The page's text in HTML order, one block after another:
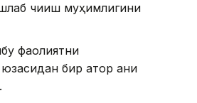
чиқиш муҳимлигини
фаолиятни
бир қатор аниқ